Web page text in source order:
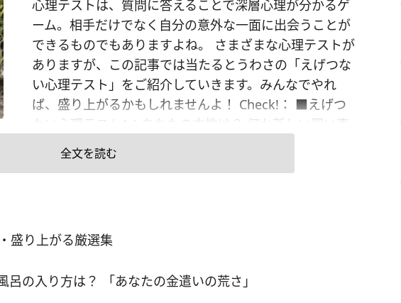
心理テストは、質問に答えることで深層心理が分かるゲ
ーム。相手だけでなく自分の意外な一面に出会うことが
できるものでもありますよね。 さまざまな心理テストが
ありますが、この記事では当たるとうわさの「えげつな
い心理テスト」をご紹介していきます。みんなでやれ
ば、盛り上がるかもしれませんよ！ Check!： ■えげつ
ない心理テスト1：あなたの本性は？ 何か新しい習い事
をするなら、次のうちどれ？ A. ダンス B. 料理 C. ヨガ
D. 陶芸 ▼答えをチェック Aの「ダンス」を選んだ人は、
分の本音を隠しているからかもしれません。 Bの「料
もしてあげたいという思いが働き、自分よりも恋人や友
全文を読む
盛り上がる厳選集
呂の入り方は？ 「あなたの金遣いの荒さ」